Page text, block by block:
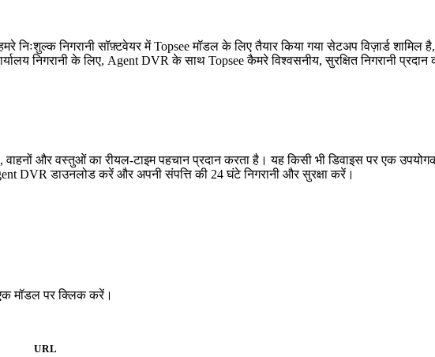
निगरानी सॉफ़्टवेयर में Topsee मॉडल के लिए तैयार किया गया सेटअप विज़ार्ड
निगरानी के लिए, Agent DVR के साथ Topsee कैमरे विश्वसनीय, सुरक्षित निगरानी प्रदान
और वस्तुओं का रीयल-टाइम पहचान प्रदान करता है। यह किसी भी डिवाइस पर एक
DVR डाउनलोड करें और अपनी संपत्ति की 24 घंटे निगरानी और सुरक्षा करें।
मॉडल पर क्लिक करें।
URL